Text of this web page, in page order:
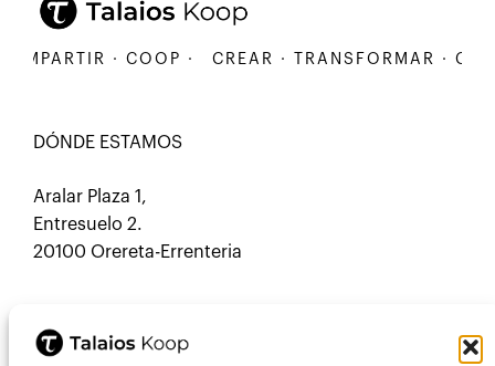
· COOP · CREAR · TRANSFORMAR ·
DÓNDE ESTAMOS
Aralar Plaza 1,
Entresuelo 2.
20100 Orereta-Errenteria